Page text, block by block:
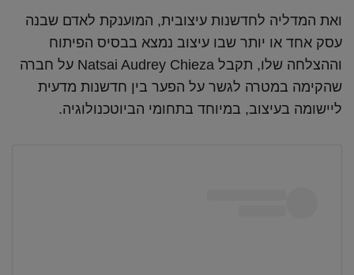
ואת המדליה לחדשנות עיצובית, המוענקת לאדם שבנה
עסק אחד או יותר שבו עיצוב נמצא בבסיס הפיתוח
וההצלחה שלו, תקבל Natsai Audrey Chieza על חברה
שהקימה במטרה לגשר על הפער בין חדשנות מדעית
ליישומה בעיצוב, במיוחד בתחומי הביוטכנולוגיה.